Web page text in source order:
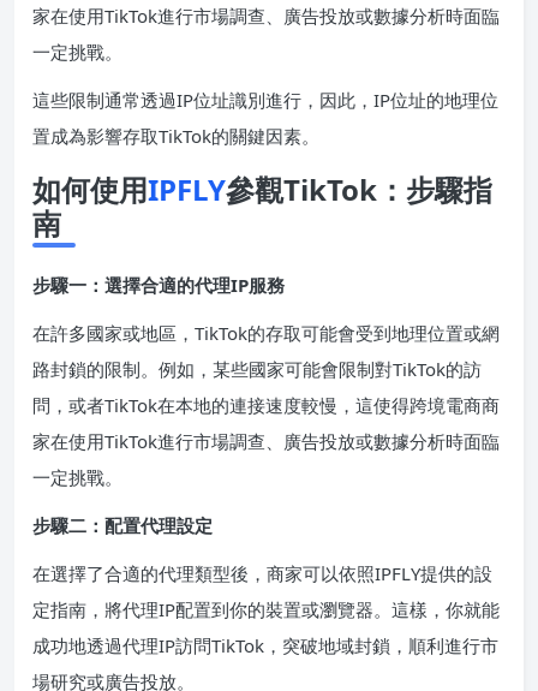
家在使用TikTok進行市場調查、廣告投放或數據分析時面臨
一定挑戰。
這些限制通常透過IP位址識別進行，因此，IP位址的地理位
置成為影響存取TikTok的關鍵因素。
如何使用IPFLY參觀TikTok：步驟指
南
步驟一：選擇合適的代理IP服務
在許多國家或地區，TikTok的存取可能會受到地理位置或網
路封鎖的限制。例如，某些國家可能會限制對TikTok的訪
問，或者TikTok在本地的連接速度較慢，這使得跨境電商商
家在使用TikTok進行市場調查、廣告投放或數據分析時面臨
一定挑戰。
步驟二：配置代理設定
在選擇了合適的代理類型後，商家可以依照IPFLY提供的設
定指南，將代理IP配置到你的裝置或瀏覽器。這樣，你就能
成功地透過代理IP訪問TikTok，突破地域封鎖，順利進行市
場研究或廣告投放。